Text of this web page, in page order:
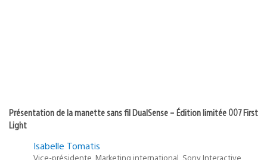
Présentation de la manette sans fil DualSense – Édition limitée 007 First
Light
Isabelle Tomatis
Vice-présidente, Marketing international, Sony Interactive